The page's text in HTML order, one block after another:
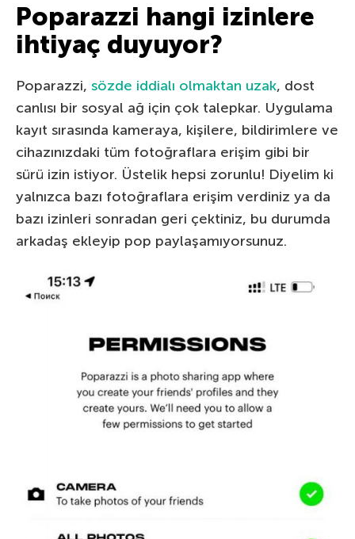
Poparazzi hangi izinlere
ihtiyaç duyuyor?
Poparazzi, sözde iddialı olmaktan uzak, dost
canlısı bir sosyal ağ için çok talepkar. Uygulama
kayıt sırasında kameraya, kişilere, bildirimlere ve
cihazınızdaki tüm fotoğraflara erişim gibi bir
sürü izin istiyor. Üstelik hepsi zorunlu! Diyelim ki
yalnızca bazı fotoğraflara erişim verdiniz ya da
bazı izinleri sonradan geri çektiniz, bu durumda
arkadaş ekleyip pop paylaşamıyorsunuz.